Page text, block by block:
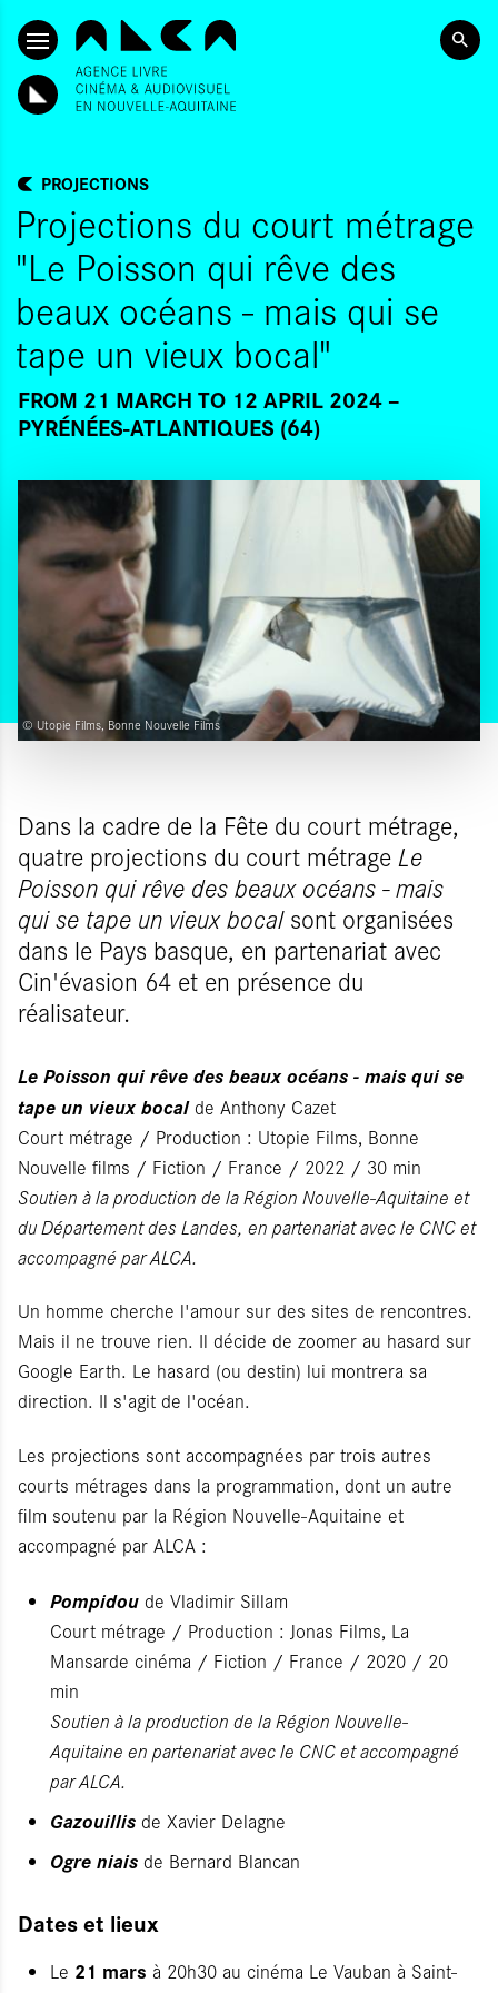
SKIP TO CONTENT
PROJECTIONS
Projections du court métrage
"Le Poisson qui rêve des
beaux océans - mais qui se
tape un vieux bocal"
FROM 21 MARCH TO 12 APRIL 2024
PYRÉNÉES-ATLANTIQUES (64)
© Utopie Films, Bonne Nouvelle Films
Dans la cadre de la Fête du court métrage,
quatre projections du court métrage Le
Poisson qui rêve des beaux océans - mais
qui se tape un vieux bocalsont organisées
dans le Pays basque, en partenariat avec
Cin'évasion 64 et en présence du
réalisateur.
Le Poisson qui rêve des beaux océans - mais qui se
tape un vieux bocalde Anthony Cazet
Court métrage / Production : Utopie Films, Bonne
Nouvelle films / Fiction / France / 2022 / 30 min
Soutien à la production de la Région Nouvelle-Aquitaine et
du Département des Landes, en partenariat avec le CNC et
accompagné par ALCA.
Un homme cherche l'amour sur des sites de rencontres.
Mais il ne trouve rien. Il décide de zoomer au hasard sur
Google Earth. Le hasard (ou destin) lui montrera sa
direction. Il s'agit de l'océan.
Les projections sont accompagnées par trois autres
courts métrages dans la programmation, dont un autre
film soutenu par la Région Nouvelle-Aquitaine et
accompagné par ALCA :
Pompidou de Vladimir Sillam
Court métrage / Production : Jonas Films, La
Mansarde cinéma / Fiction / France / 2020 / 20
min
Soutien à la production de la Région Nouvelle-
Aquitaine en partenariat avec le CNC et accompagné
par ALCA.
Gazouillis de Xavier Delagne
Ogre niaisde Bernard Blancan
Dates et lieux
Le 21 mars à 20h30 au cinéma Le Vauban à Saint-